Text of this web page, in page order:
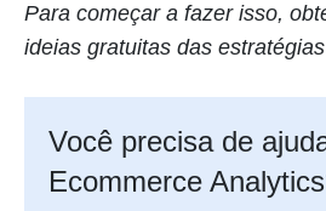
Para começar a fazer isso,
ideias gratuitas das
Você precisa de
Ecommerce